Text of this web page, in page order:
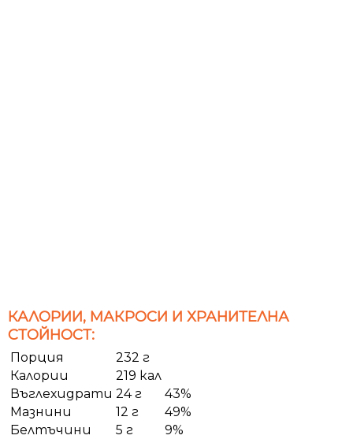
КАЛОРИИ, МАКРОСИ И ХРАНИТЕЛНА
СТОЙНОСТ:
Порция
232 г
Калории
219 кал
Въглехидрати 24 г
43%
Мазнини
12 г
49%
Белтъчини
5 г
9%